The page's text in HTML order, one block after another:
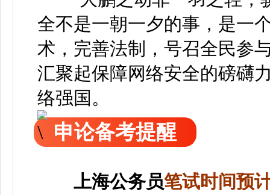
全不是一朝一夕的事，是一
术，完善法制，号召全民参
汇聚起保障网络安全的磅礴
络强国。
申论备考提醒
上海公务员笔试时间预